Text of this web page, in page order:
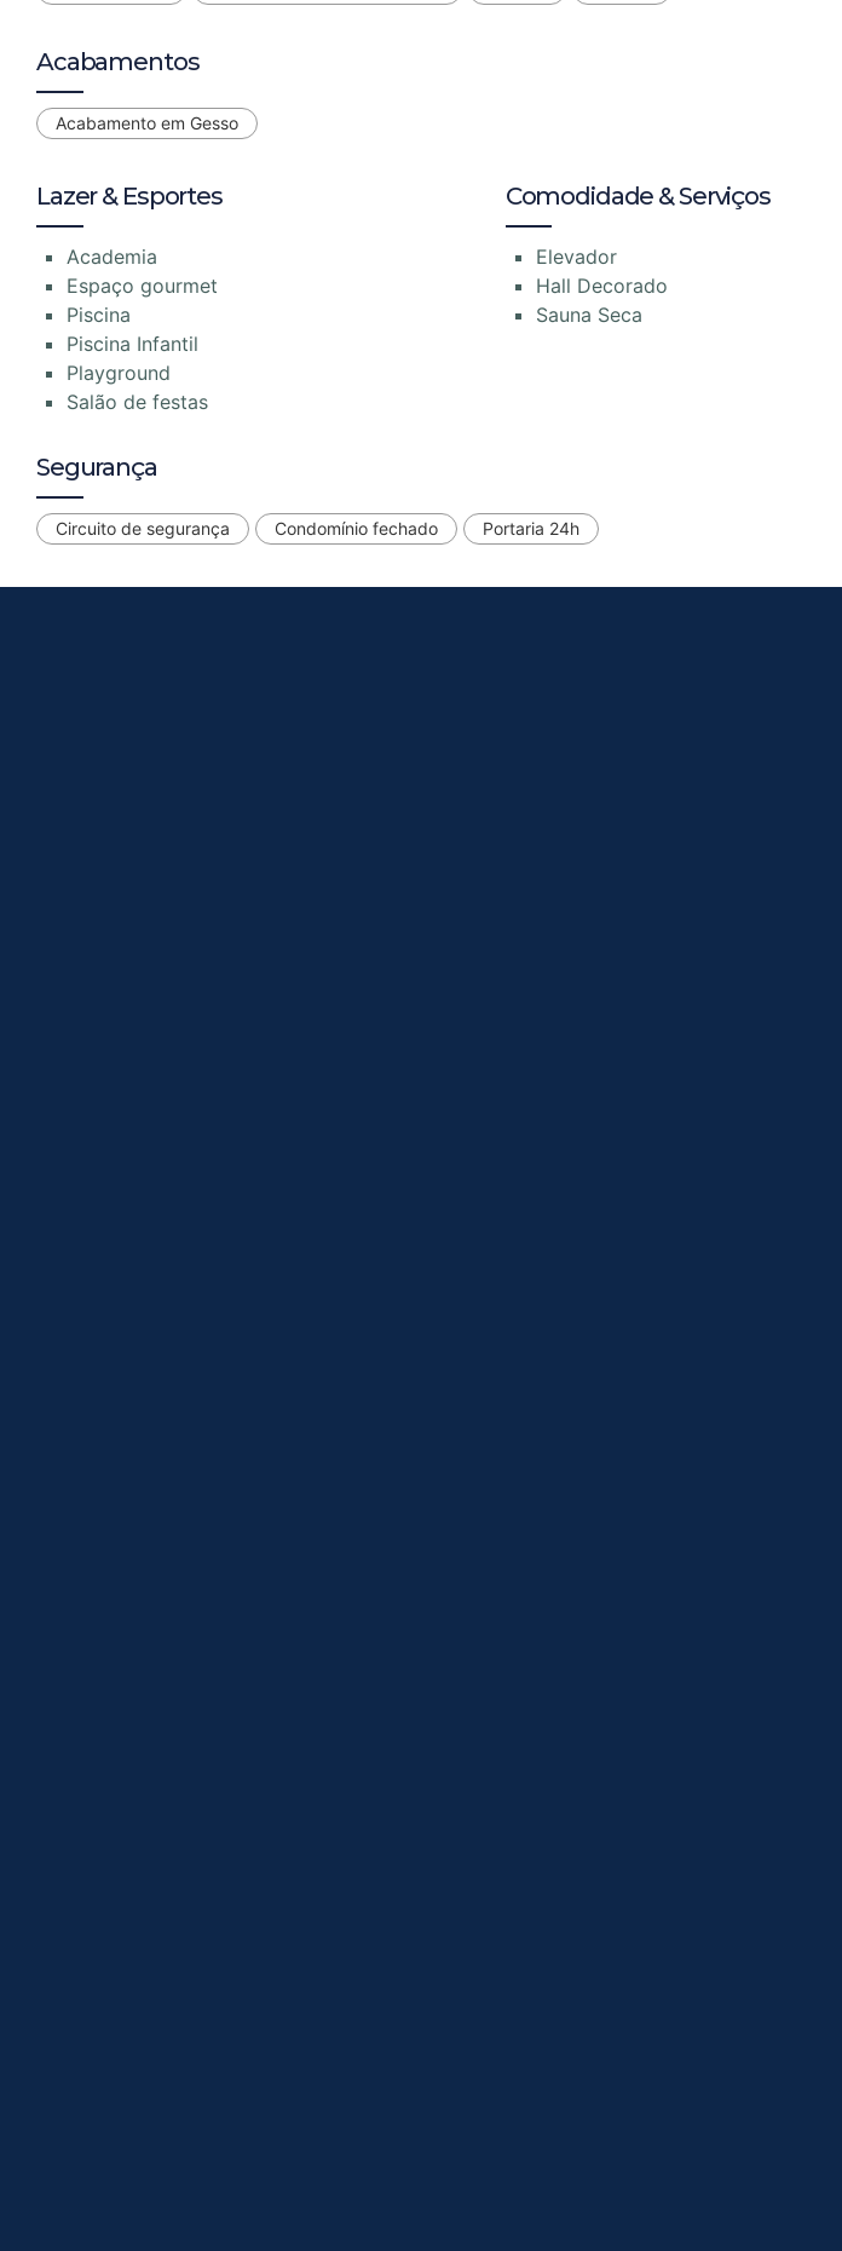
Acabamentos
Acabamento em Gesso
Lazer & Esportes
Academia
Espaço gourmet
Piscina
Piscina Infantil
Playground
Salão de festas
Comodidade & Serviços
Elevador
Hall Decorado
Sauna Seca
Segurança
Circuito de segurança Condomínio fechado Portaria 24h